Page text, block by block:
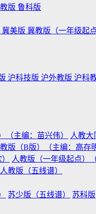
版 鲁科版
冀美版 冀教版（一年级起点
沪科技版 沪外教版 沪科
（主编：苗兴伟） 人教大
版（B版）（主编：高存
人教版（一年级起点）
人教版（五线谱）
苏少版（五线谱） 苏科版